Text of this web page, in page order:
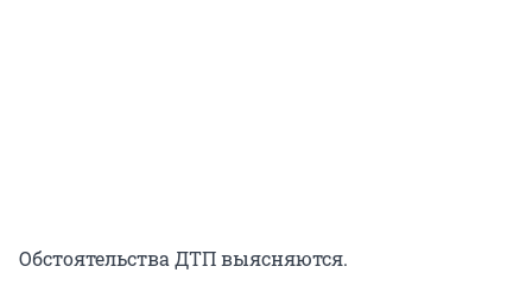
Обстоятельства ДТП выясняются.